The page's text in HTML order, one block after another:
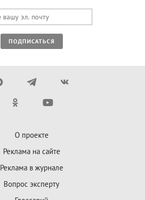
ПОДПИСАТЬСЯ
О проекте
Реклама на сайте
Реклама в журнале
Вопрос эксперту